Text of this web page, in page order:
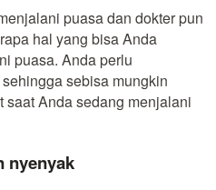
puasa dan dokter pun
hal yang bisa Anda
puasa. Anda perlu
sebisa mungkin
saat Anda sedang menjalani
nyenyak